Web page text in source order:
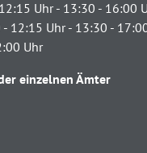
Uhr - 13:30 - 16:00
12:15 Uhr - 13:30 -
Uhr
einzelnen Ämter